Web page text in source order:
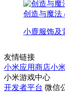
创造与魔法
小鹿服饰及
友情链接
小米应用商店小
小米游戏中心
开发者平台 微信